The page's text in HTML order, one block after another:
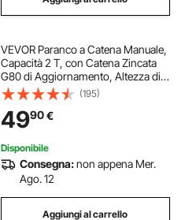
VEVOR Paranco a Catena Manuale,
Capacità 2 T, con Catena Zincata
G80 di Aggiornamento, Altezza di
Sollevamento 3 m, Paranco a
Puleggia per Macchinari
Automobilistici da Magazzino,
Arancione
(195)
4990€
Disponibile
Consegna:non appena Mer.
Ago. 12
Aggiungi al carrello